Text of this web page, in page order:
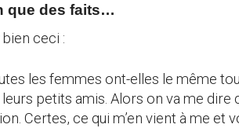
que des faits…
ceci :
les femmes ont-elles le même
leurs petits amis. Alors on va me dire
Certes, ce qui m’en vient à me et